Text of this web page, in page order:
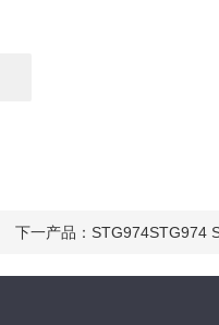
下一产品： STG974STG974